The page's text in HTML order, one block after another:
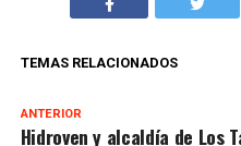
TEMAS RELACIONADOS
ANTERIOR
Hidroven y alcaldía de Los